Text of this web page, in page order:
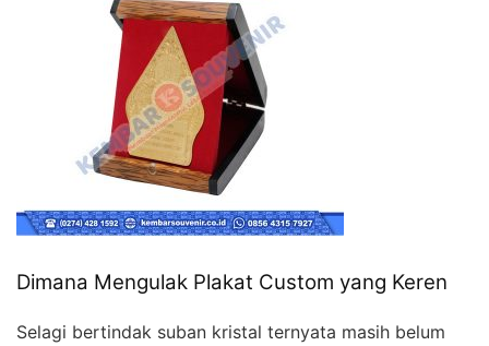
Dimana Mengulak Plakat Custom yang Keren
Selagi bertindak suban kristal ternyata masih belum